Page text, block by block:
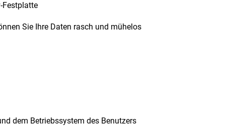
Festplatte
Sie Ihre Daten rasch und mühelos
dem Betriebssystem des Benutzers